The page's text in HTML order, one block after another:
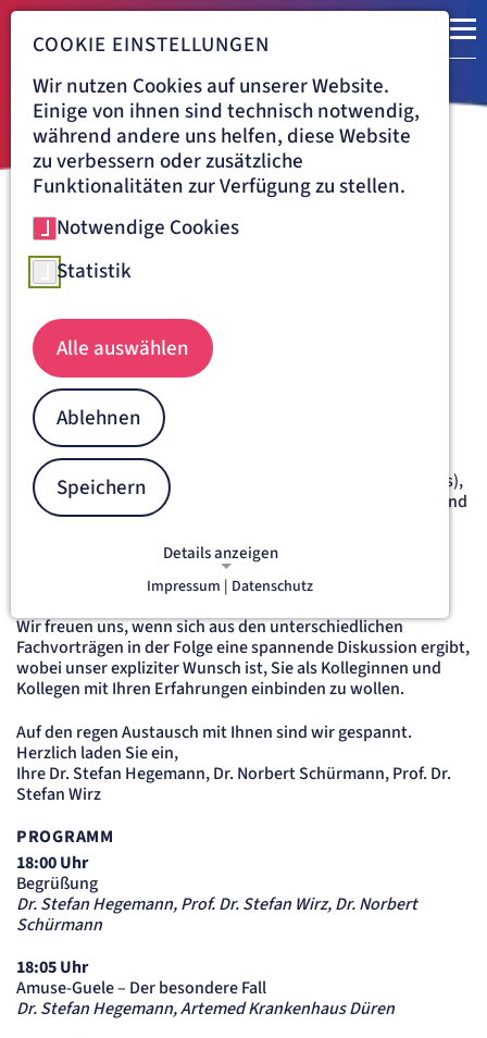
Navigationspfad
ARTEMED AKADEMIE
Schmerztag
Dienstag, 2. Juni 2026 von 18:00 Uhr -
20:45 Uhr (online)
Liebe Kolleginnen und Kollegen, liebe Pflegende,
nach dem großen Erfolg unserer letztjährigen
Gemeinschaftsveranstaltung haben die Schmerzmediziner
der GFO Kliniken Niederrhein (St. Josef Krankenhaus Moers),
der GFO Kliniken Bonn (Cura – Krankenhaus Bad Honnef) und
des Artemed Krankenhauses Düren erneut beschlossen,
Ihnen ein „besonderes Menü“ aus in Klinik und Praxis
relevanten Themen rund um die Schmerzmedizin
zusammenzustellen.
Wir freuen uns, wenn sich aus den unterschiedlichen
Fachvorträgen in der Folge eine spannende Diskussion ergibt,
wobei unser expliziter Wunsch ist, Sie als Kolleginnen und
Kollegen mit Ihren Erfahrungen einbinden zu wollen.
Auf den regen Austausch mit Ihnen sind wir gespannt.
Herzlich laden Sie ein,
Ihre Dr. Stefan Hegemann, Dr. Norbert Schürmann, Prof. Dr.
Stefan Wirz
PROGRAMM
18:00 Uhr
Begrüßung
Dr. Stefan Hegemann, Prof. Dr. Stefan Wirz, Dr. Norbert
Schürmann
18:05 Uhr
Amuse-Guele – Der besondere Fall
Dr. Stefan Hegemann, Artemed Krankenhaus Düren
COOKIE EINSTELLUNGEN
Wir nutzen Cookies auf unserer Website.
Einige von ihnen sind technisch notwendig,
während andere uns helfen, diese Website
zu verbessern oder zusätzliche
Funktionalitäten zur Verfügung zu stellen.
Notwendige Cookies
Statistik
Alle auswählen
Ablehnen
Speichern
Details anzeigen
NOTWENDIGE COOKIES
Notwendige Cookies ermöglichen
grundlegende Funktionen und sind für
die einwandfreie Funktion der Website
erforderlich.
etracker Sitzungs-Cookie
Name:
et_oi_v2
etracker GmbH
Zweck:
Opt-In Cookie speichert die Entscheidung des Besuchers, wenn auf der Seite des
Kunden das Tracking Opt-In ausgespielt wird. Wird auch für ein eventuelles Opt-Out
verwendet.
Cookie Laufzeit:
Einverständnis-Cookie
Impressum | Datenschutz